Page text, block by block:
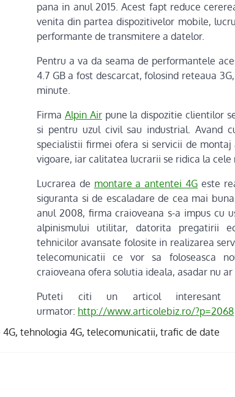
pana in anul 2015. Acest fapt reduce
venita din partea dispozitivelor mobile,
performante de transmitere a datelor.
Pentru a va da seama de performantele
4.7 GB a fost descarcat, folosind reteaua
minute.
Firma Alpin Airpune la dispozitie clientilor
si pentru uzul civil sau industrial. Avand
specialistii firmei ofera si servicii de
vigoare, iar calitatea lucrarii se ridica la
Lucrarea de montare a antentei 4G este
siguranta si de escaladare de cea mai
anul 2008, firma craioveana s-a impus cu
alpinismului utilitar, datorita pregatirii
tehnicilor avansate folosite in realizarea
telecomunicatii ce vor sa foloseasca
craioveana ofera solutia ideala, asadar nu
Puteti citi un articol interesant
urmator: http://www.articolebiz.ro/?p=2068
, tehnologia 4G, telecomunicatii, trafic de date